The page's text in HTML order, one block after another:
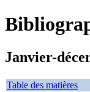
Janvier-
Table des matières